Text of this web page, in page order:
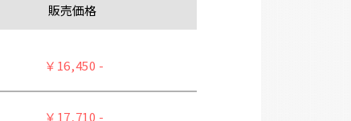
販売価格
￥16,450 -
￥17,710 -